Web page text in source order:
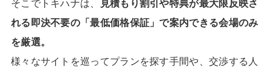
そこでトキハナは、
見積もり割引や特典が最大限反映さ
れる即決不要の「最低価格保証」で案内できる会場のみ
を厳選。
様々なサイトを巡ってプランを探す手間や、交渉する人